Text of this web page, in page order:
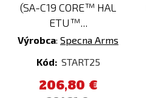
SRU
STRATAIM
Thermarest
Tienly
(SA-C19 CORE™ HAL
ETU™...
Výrobca: Specna Arms
Kód: START25
206,80 €